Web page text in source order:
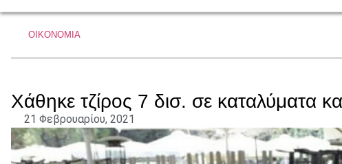
ΟΙΚΟΝΟΜΙΑ
Χάθηκε τζίρος 7 δισ. σε καταλύματα
21 Φεβρουαρίου, 2021